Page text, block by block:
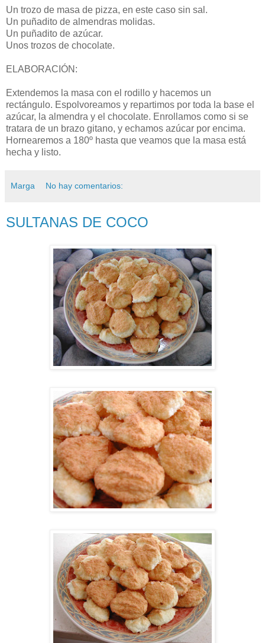
Un trozo de masa de pizza, en este caso sin sal.
Un puñadito de almendras molidas.
Un puñadito de azúcar.
Unos trozos de chocolate.
ELABORACIÓN:
Extendemos la masa con el rodillo y hacemos un
rectángulo. Espolvoreamos y repartimos por toda la base el
azúcar, la almendra y el chocolate. Enrollamos como si se
tratara de un brazo gitano, y echamos azúcar por encima.
Hornearemos a 180º hasta que veamos que la masa está
hecha y listo.
Marga No hay comentarios:
SULTANAS DE COCO